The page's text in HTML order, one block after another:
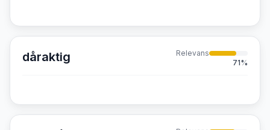
dåraktig
Relevans
71%